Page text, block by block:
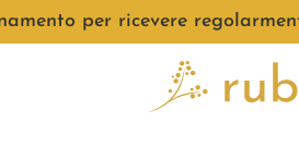
per ricevere regolarmente